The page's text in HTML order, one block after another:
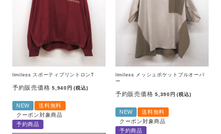
limiless スポーティプリントロンT
予約販売価格 5,940 税込
NEW
送料無料
クーポン対象商品
予約商品
limiless メッシュポケットプルオーバ
ー
予約販売価格 5,390 税込
NEW
送料無料
クーポン対象商品
予約商品